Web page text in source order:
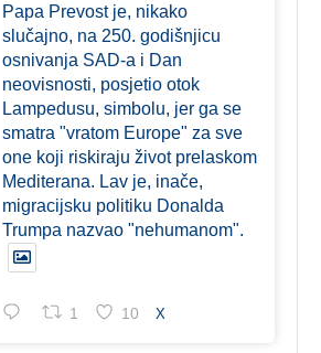
Papa Prevost je, nikako
slučajno, na 250. godišnjicu
osnivanja SAD-a i Dan
neovisnosti, posjetio otok
Lampedusu, simbolu, jer ga se
smatra "vratom Europe" za sve
one koji riskiraju život prelaskom
Mediterana. Lav je, inače,
migracijsku politiku Donalda
Trumpa nazvao "nehumanom".
1 10 X